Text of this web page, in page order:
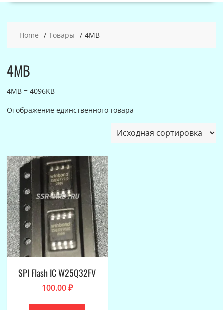
Home Товары 4MB
4MB
4MB = 4096KB
Отображение единственного товара
SPI Flash IC W25Q32FV
100.00₽